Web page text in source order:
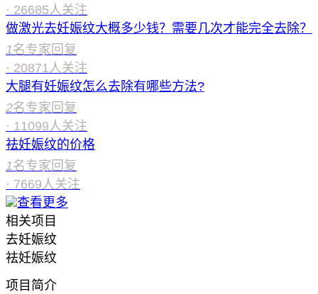
· 26685人关注
做激光去妊娠纹大概多少钱？需要几次才能完全去除？
1名专家回复
· 20871人关注
大腿有妊娠纹怎么去除有哪些方法?
2名专家回复
· 11099人关注
祛妊娠纹的价格
1名专家回复
· 7669人关注
查看更多
相关项目
去妊娠纹
祛妊娠纹
项目简介